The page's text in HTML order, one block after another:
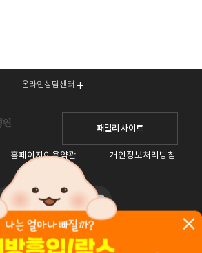
온라인상담센터
패밀리 사이트
홈페이지이용약관 개인정보처리방침
월동) 이토타워 4층 글로벌365mc병원